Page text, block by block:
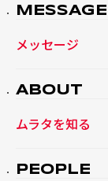
MESSAGE
メッセージ
ABOUT
ムラタを知る
PEOPLE